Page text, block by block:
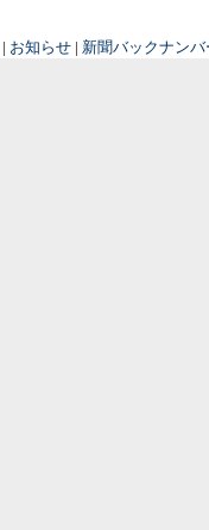
| お知らせ | 新聞バックナン